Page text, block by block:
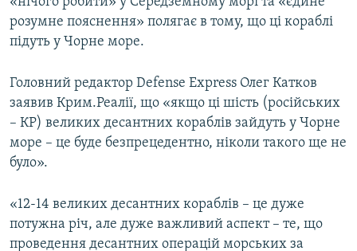
розумне пояснення» полягає в тому, що ці кораблі
підуть у Чорне море.
Головний редактор Defense Express Олег Катков
заявив Крим.Реалії, що «якщо ці шість (російських
– КР) великих десантних кораблів зайдуть у Чорне
море – це буде безпрецедентно, ніколи такого ще не
було».
«12-14 великих десантних кораблів – це дуже
потужна річ, але дуже важливий аспект – те, що
проведення десантних операцій морських за